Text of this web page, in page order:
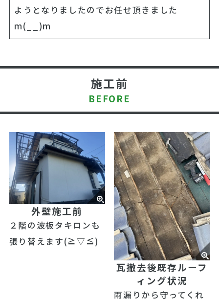
ようとなりましたのでお任せ頂きました
m(__)m
施工前
BEFORE
外壁施工前
２階の波板タキロンも
張り替えます(≧▽≦)
瓦撤去後既存ルーフ
ィング状況
雨漏りから守ってくれ